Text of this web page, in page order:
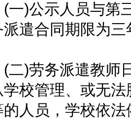
)公示人员与第三
派遣合同期限为
)劳务派遣教师日
学校管理、或无
的人员，学校依